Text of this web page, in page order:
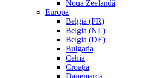
Noua Zeelandă
Europa
Belgia (FR)
Belgia (NL)
Belgia (DE)
Bulgaria
Cehia
Croația